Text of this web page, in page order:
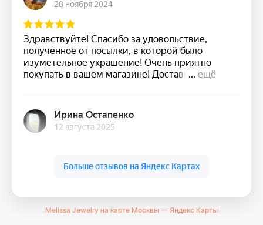
Melissa Jewelry на карте Москвы — Яндекс Карты